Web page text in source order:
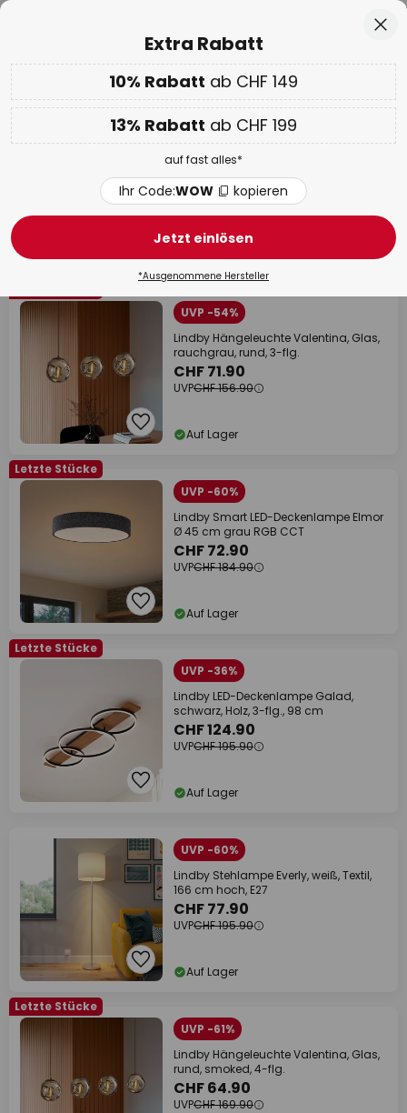
Nur
02D 19H 14M 01S
10% ab CHF 149 & 13% ab CHF 199 extraauf fast alles
Code:WOW kopieren
WOW Week:Bis zu -70%
Outlet B2B
863 Artikel Filter
UVP -54%
Lindby Hängeleuchte Valentina, Glas,
rauchgrau, rund, 3-flg.
CHF 71.90
UVPCHF 156.90
Auf Lager
Letzte Stücke
UVP -60%
Lindby Smart LED-Deckenlampe Elmor
Ø 45 cm grau RGB CCT
CHF 72.90
UVPCHF 184.90
Auf Lager
Letzte Stücke
UVP -36%
Lindby LED-Deckenlampe Galad,
schwarz, Holz, 3-flg., 98 cm
CHF 124.90
UVPCHF 195.90
Auf Lager
UVP -60%
Lindby Stehlampe Everly, weiß, Textil,
166 cm hoch, E27
CHF 77.90
UVPCHF 195.90
Auf Lager
Letzte Stücke
UVP -61%
Lindby Hängeleuchte Valentina, Glas,
rund, smoked, 4-flg.
CHF 64.90
UVPCHF 169.90
Extra Rabatt
10% Rabatt ab CHF 149
13% Rabatt ab CHF 199
auf fast alles*
Ihr Code:WOW kopieren
Jetzt einlösen
*Ausgenommene Hersteller